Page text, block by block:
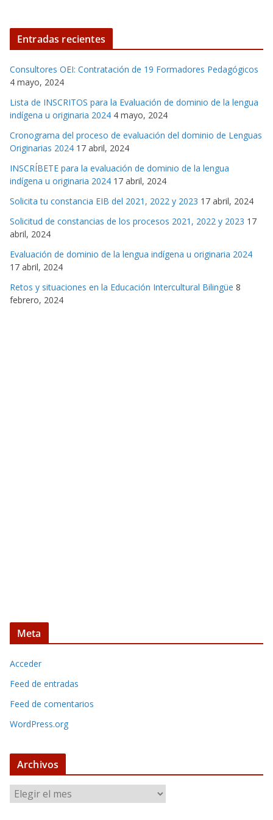
Entradas recientes
Consultores OEI: Contratación de 19 Formadores Pedagógicos
4 mayo, 2024
Lista de INSCRITOS para la Evaluación de dominio de la lengua
indígena u originaria 2024 4 mayo, 2024
Cronograma del proceso de evaluación del dominio de Lenguas
Originarias 2024 17 abril, 2024
INSCRÍBETE para la evaluación de dominio de la lengua
indígena u originaria 2024 17 abril, 2024
Solicita tu constancia EIB del 2021, 2022 y 2023 17 abril, 2024
Solicitud de constancias de los procesos 2021, 2022 y 2023 17
abril, 2024
Evaluación de dominio de la lengua indígena u originaria 2024
17 abril, 2024
Retos y situaciones en la Educación Intercultural Bilingüe 8
febrero, 2024
Meta
Acceder
Feed de entradas
Feed de comentarios
WordPress.org
Archivos
r